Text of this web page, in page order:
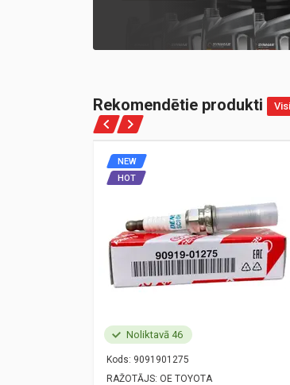
Rekomendētie produkti
Noliktavā 46
Kods: 9091901275
RAŽOTĀJS: OE TOYOTA
NEW
HOT